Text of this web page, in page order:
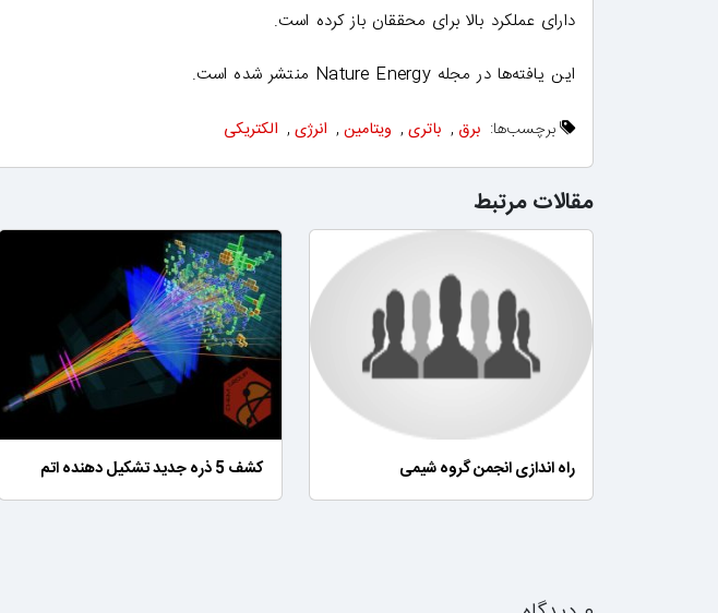
دارای عملکرد بالا برای محققان باز کرده است.
این یافته‌ها در مجله Nature Energy منتشر شده است.
برچسب‌ها: برق , باتری , ویتامین , انرژی , الکتریکی
مقالات مرتبط
راه اندازی انجمن گروه شیمی کشف 5 ذره جدید تشکیل دهنده اتم